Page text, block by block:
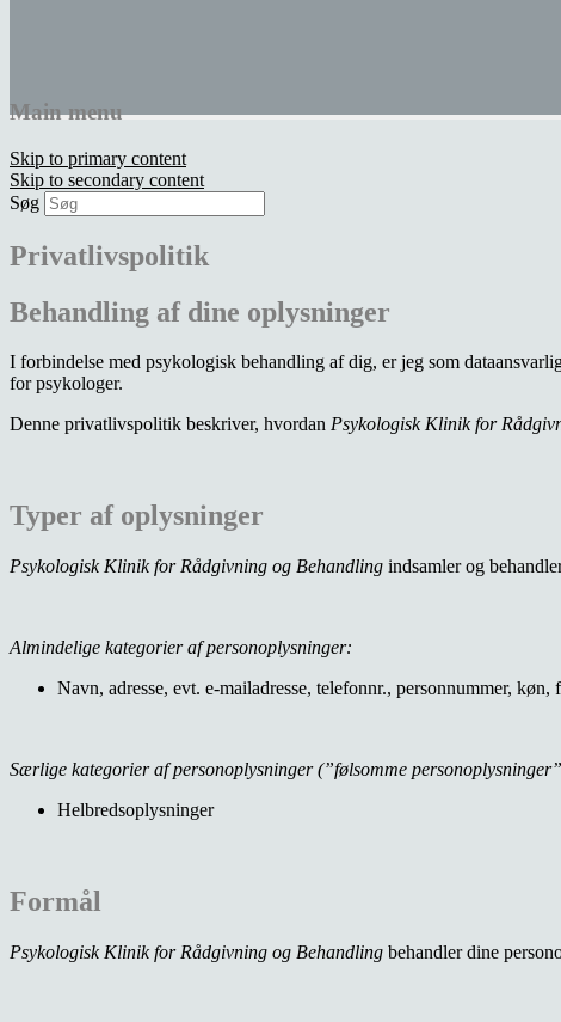
Klinik Langert
Psykologisk Klinik for Rådgivning og
Main menu
Skip to primary content
Skip to secondary content
Søg
Privatlivspolitik
Behandling af dine oplysninger
I forbindelse med psykologisk behandling af dig, er jeg som
for psykologer.
Denne privatlivspolitik beskriver, hvordan Psykologisk Klinik for
Typer af oplysninger
Psykologisk Klinik for Rådgivning og Behandling indsamler og
Almindelige kategorier af personoplysninger:
Navn, adresse, evt. e-mailadresse, telefonnr., personnummer,
Særlige kategorier af personoplysninger (”følsomme
Helbredsoplysninger
Formål
Psykologisk Klinik for Rådgivning og Behandling behandler dine